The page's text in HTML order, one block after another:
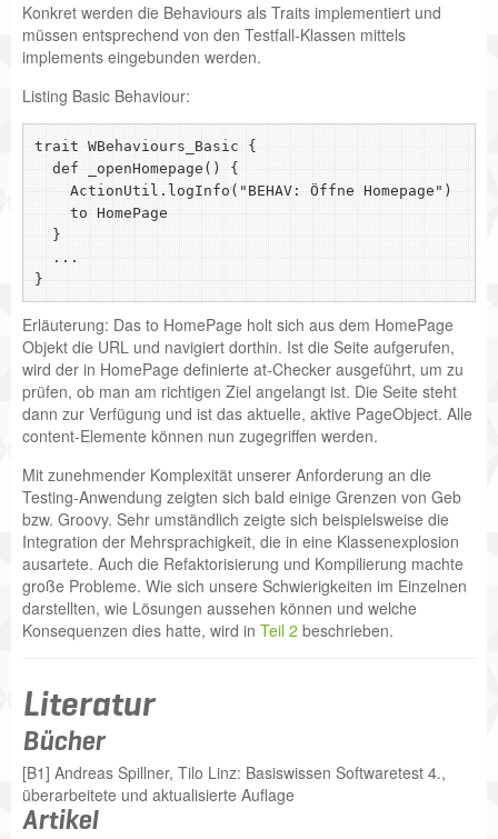
Konkret werden die Behaviours als Traits implementiert und
müssen entsprechend von den Testfall-Klassen mittels
implements eingebunden werden.
Listing Basic Behaviour:
trait WBehaviours_Basic {
Erläuterung: Das to HomePage holt sich aus dem HomePage
Objekt die URL und navigiert dorthin. Ist die Seite aufgerufen,
wird der in HomePage definierte at-Checker ausgeführt, um zu
prüfen, ob man am richtigen Ziel angelangt ist. Die Seite steht
dann zur Verfügung und ist das aktuelle, aktive PageObject. Alle
content-Elemente können nun zugegriffen werden.
Mit zunehmender Komplexität unserer Anforderung an die
Testing-Anwendung zeigten sich bald einige Grenzen von Geb
bzw. Groovy. Sehr umständlich zeigte sich beispielsweise die
Integration der Mehrsprachigkeit, die in eine Klassenexplosion
ausartete. Auch die Refaktorisierung und Kompilierung machte
große Probleme. Wie sich unsere Schwierigkeiten im Einzelnen
darstellten, wie Lösungen aussehen können und welche
Konsequenzen dies hatte, wird in Teil 2 beschrieben.
Literatur
Bücher
[B1] Andreas Spillner, Tilo Linz: Basiswissen Softwaretest 4.,
überarbeitete und aktualisierte Auflage
Artikel